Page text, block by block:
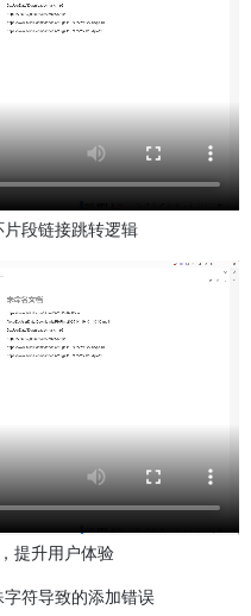
段链接跳转逻辑
提升用户体验
字符导致的添加错误